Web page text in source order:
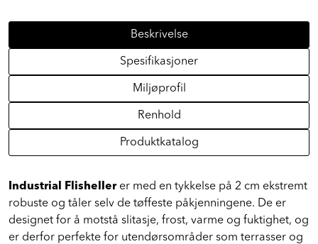
Beskrivelse
Spesifikasjoner
Miljøprofil
Renhold
Produktkatalog
Industrial Flisheller er med en tykkelse på 2 cm ekstremt
robuste og tåler selv de tøffeste påkjenningene. De er
designet for å motstå slitasje, frost, varme og fuktighet, og
er derfor perfekte for utendørsområder som terrasser og